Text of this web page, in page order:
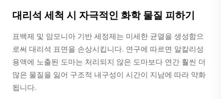
대리석 세척 시 자극적인 화학 물질 피하기
표백제 및 암모니아 기반 세정제는 미세한 균열을 생성함으
로써 대리석 표면을 손상시킵니다. 연구에 따르면 알칼리성
용액에 노출된 도마는 처리되지 않은 도마보다 연간 훨씬 더
많은 물질을 잃어 구조적 내구성이 시간이 지남에 따라 약화
됩니다.